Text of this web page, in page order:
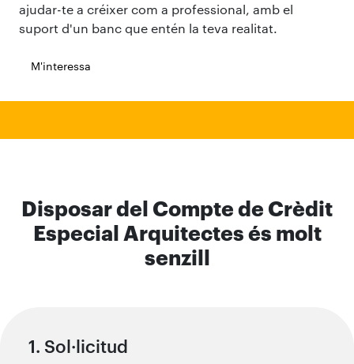
ajudar-te a créixer com a professional, amb el
suport d'un banc que entén la teva realitat.
M'interessa
Disposar del Compte de Crèdit
Especial Arquitectes és molt
senzill
1. Sol·licitud